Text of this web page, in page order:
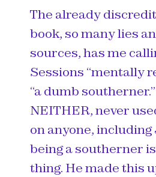
The already
book, so many lies
sources, has me
Sessions “mentally
“a dumb
NEITHER, never
on anyone, including
being a southerner
thing. He made this